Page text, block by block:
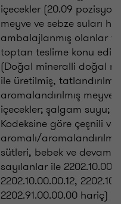
içecekler (20.09
meyve ve sebze suları
ambalajlanmış olanlar
toptan teslime konu
(Doğal mineralli doğal
ile üretilmiş,
aromalandırılmış
içecekler; şalgam suyu;
Kodeksine göre çeşnili ve
aromalı/
sütleri, bebek ve devam
sayılanlar ile
2202.10.00.00.12,
2202.91.00.00.00 hariç)